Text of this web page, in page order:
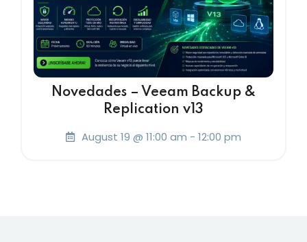
Novedades – Veeam Backup &
Replication v13
August 19 @ 11:00 am - 12:00 pm